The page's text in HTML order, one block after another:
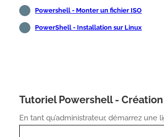
Powershell - Monter un fichier ISO
PowerShell - Installation sur Linux
Tutoriel Powershell -
En tant qu’administrateur, démarrez